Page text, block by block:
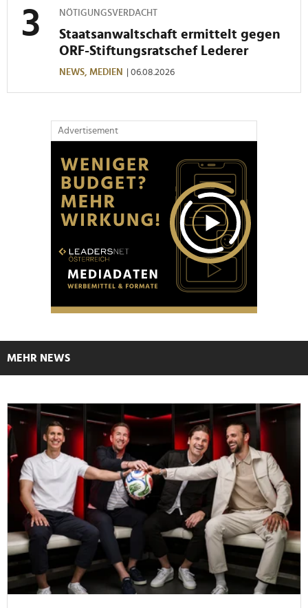
NÖTIGUNGSVERDACHT
Staatsanwaltschaft ermittelt gegen
ORF-Stiftungsratschef Lederer
NEWS, MEDIEN | 06.08.2026
Advertisement
MEHR NEWS